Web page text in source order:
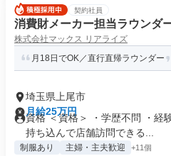
契約社員
消費財メーカー担当ラウンダ
株式会社マックス リアライズ
月18日でOK／直行直帰ラウンダー
埼玉県上尾市
月給25万円
資格 ＜資格＞ ・学歴不問 ・経
持ち込んで店舗訪問できる...
制服あり 主婦・主夫歓迎 +11個